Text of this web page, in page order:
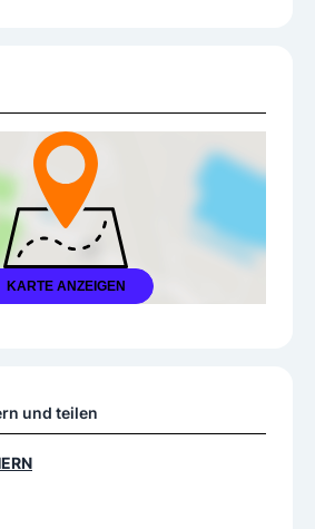
KARTE ANZEIGEN
und teilen